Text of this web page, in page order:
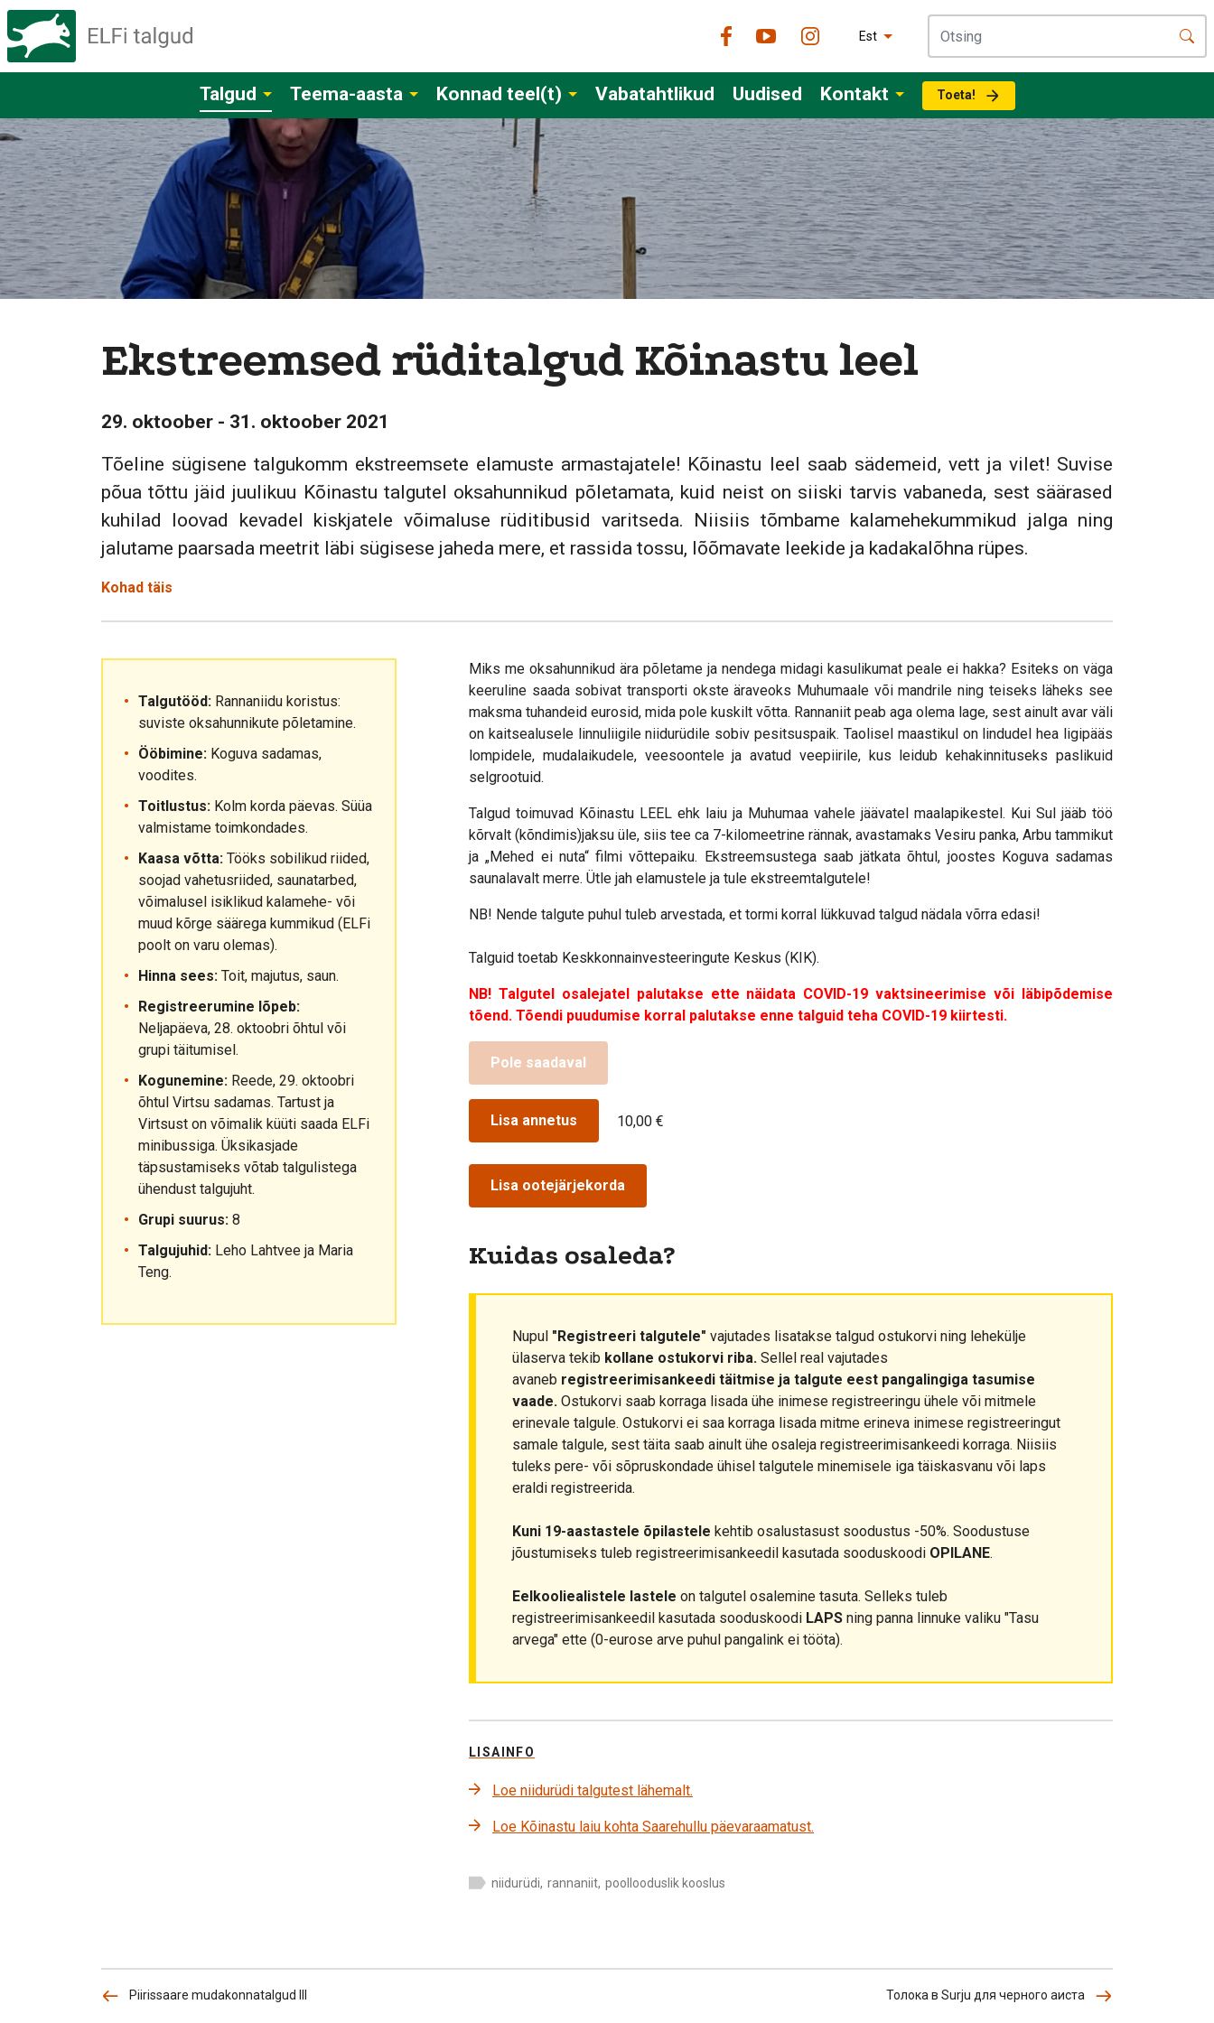
Est
Talgud Teema-aasta Konnad teel(t) Vabatahtlikud Uudised Kontakt Toeta!
Ekstreemsed rüditalgud Kõinastu leel
29. oktoober - 31. oktoober 2021
Tõeline sügisene talgukomm ekstreemsete elamuste armastajatele! Kõinastu leel saab sädemeid, vett ja vilet! Suvise
põua tõttu jäid juulikuu Kõinastu talgutel oksahunnikud põletamata, kuid neist on siiski tarvis vabaneda, sest säärased
kuhilad loovad kevadel kiskjatele võimaluse rüditibusid varitseda. Niisiis tõmbame kalamehekummikud jalga ning
jalutame paarsada meetrit läbi sügisese jaheda mere, et rassida tossu, lõõmavate leekide ja kadakalõhna rüpes.
Kohad täis
Talgutööd: Rannaniidu koristus:
suviste oksahunnikute põletamine.
Ööbimine: Koguva sadamas,
voodites.
Toitlustus: Kolm korda päevas. Süüa
valmistame toimkondades.
Kaasa võtta: Tööks sobilikud riided,
soojad vahetusriided, saunatarbed,
võimalusel isiklikud kalamehe- või
muud kõrge säärega kummikud (ELFi
poolt on varu olemas).
Hinna sees: Toit, majutus, saun.
Registreerumine lõpeb:
Neljapäeva, 28. oktoobri õhtul või
grupi täitumisel.
Kogunemine: Reede, 29. oktoobri
õhtul Virtsu sadamas. Tartust ja
Virtsust on võimalik küüti saada ELFi
minibussiga. Üksikasjade
täpsustamiseks võtab talgulistega
ühendust talgujuht.
Grupi suurus: 8
Talgujuhid: Leho Lahtvee ja Maria
Teng.
Miks me oksahunnikud ära põletame ja nendega midagi kasulikumat peale ei hakka? Esiteks on väga
keeruline saada sobivat transporti okste äraveoks Muhumaale või mandrile ning teiseks läheks see
maksma tuhandeid eurosid, mida pole kuskilt võtta. Rannaniit peab aga olema lage, sest ainult avar väli
on kaitsealusele linnuliigile niidurüdile sobiv pesitsuspaik. Taolisel maastikul on lindudel hea ligipääs
lompidele, mudalaikudele, veesoontele ja avatud veepiirile, kus leidub kehakinnituseks paslikuid
selgrootuid.
Talgud toimuvad Kõinastu LEEL ehk laiu ja Muhumaa vahele jäävatel maalapikestel. Kui Sul jääb töö
kõrvalt (kõndimis)jaksu üle, siis tee ca 7-kilomeetrine rännak, avastamaks Vesiru panka, Arbu tammikut
ja „Mehed ei nuta“ filmi võttepaiku. Ekstreemsustega saab jätkata õhtul, joostes Koguva sadamas
saunalavalt merre. Ütle jah elamustele ja tule ekstreemtalgutele!
NB! Nende talgute puhul tuleb arvestada, et tormi korral lükkuvad talgud nädala võrra edasi!
Talguid toetab Keskkonnainvesteeringute Keskus (KIK).
NB! Talgutel osalejatel palutakse ette näidata COVID-19 vaktsineerimise või läbipõdemise
tõend. Tõendi puudumise korral palutakse enne talguid teha COVID-19 kiirtesti.
Pole saadaval
Lisa annetus 10,00 €
Lisa ootejärjekorda
Kuidas osaleda?
Nupul "Registreeri talgutele" vajutades lisatakse talgud ostukorvi ning lehekülje
ülaserva tekib kollane ostukorvi riba. Sellel real vajutades
avaneb registreerimisankeedi täitmise ja talgute eest pangalingiga tasumise
vaade. Ostukorvi saab korraga lisada ühe inimese registreeringu ühele või mitmele
erinevale talgule. Ostukorvi ei saa korraga lisada mitme erineva inimese registreeringut
samale talgule, sest täita saab ainult ühe osaleja registreerimisankeedi korraga. Niisiis
tuleks pere- või sõpruskondade ühisel talgutele minemisele iga täiskasvanu või laps
eraldi registreerida.
Kuni 19-aastastele õpilastele kehtib osalustasust soodustus -50%. Soodustuse
jõustumiseks tuleb registreerimisankeedil kasutada sooduskoodi OPILANE.
Eelkooliealistele lastele on talgutel osalemine tasuta. Selleks tuleb
registreerimisankeedil kasutada sooduskoodi LAPS ning panna linnuke valiku "Tasu
arvega" ette (0-eurose arve puhul pangalink ei tööta).
LISAINFO
Loe niidurüdi talgutest lähemalt.
Loe Kõinastu laiu kohta Saarehullu päevaraamatust.
niidurüdi, rannaniit, poollooduslik kooslus
Piirissaare mudakonnatalgud III Толока в Surju для черного аиста